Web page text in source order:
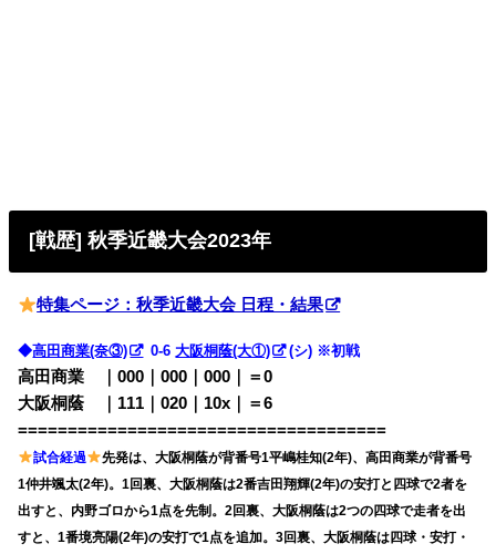
[戦歴] 秋季近畿大会2023年
特集ページ：秋季近畿大会 日程・結果
◆高田商業(奈③) 0-6大阪桐蔭(大①) (シ) ※初戦
高田商業 ｜000｜000｜000｜＝0
大阪桐蔭 ｜111｜020｜10x｜＝6
=====================================
試合経過
先発は、大阪桐蔭が背番号1平嶋桂知(2年)、高田商業が背番号
1仲井颯太(2年)。1回裏、大阪桐蔭は2番吉田翔輝(2年)の安打と四球で2者を
出すと、内野ゴロから1点を先制。2回裏、大阪桐蔭は2つの四球で走者を出
すと、1番境亮陽(2年)の安打で1点を追加。3回裏、大阪桐蔭は四球・安打・